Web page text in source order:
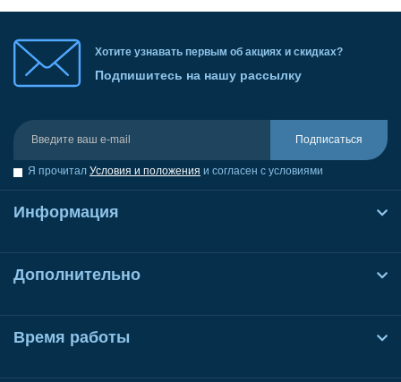
Хотите узнавать первым об акциях и скидках?
Подпишитесь на нашу рассылку
Подписаться
Я прочитал Условия и положения и согласен с условиями
Информация
Дополнительно
Время работы